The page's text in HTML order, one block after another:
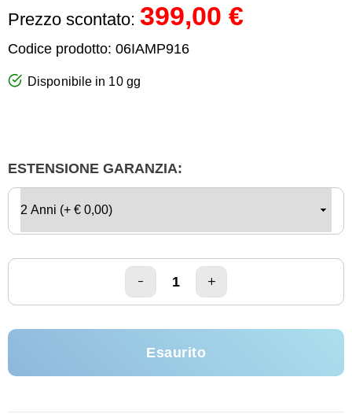
Prezzo scontato: 399,00 €
Codice prodotto: 06IAMP916
Disponibile in 10 gg
ESTENSIONE GARANZIA:
Esaurito